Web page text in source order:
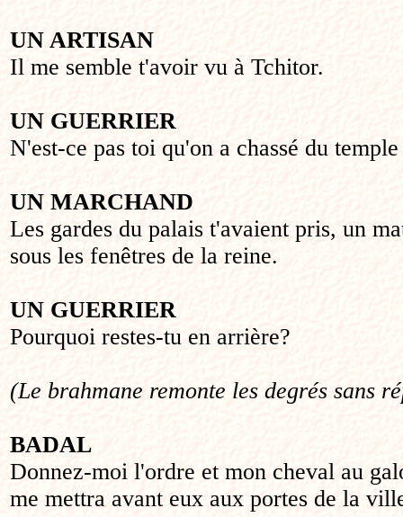
UN ARTISAN
Il me semble t'avoir vu à Tchitor.
UN GUERRIER
N'est-ce pas toi qu'on a chassé du
UN MARCHAND
Les gardes du palais t'avaient pris, un
sous les fenêtres de la reine.
UN GUERRIER
Pourquoi restes-tu en arrière?
(Le brahmane remonte les degrés sans
BADAL
Donnez-moi l'ordre et mon cheval au
me mettra avant eux aux portes de la